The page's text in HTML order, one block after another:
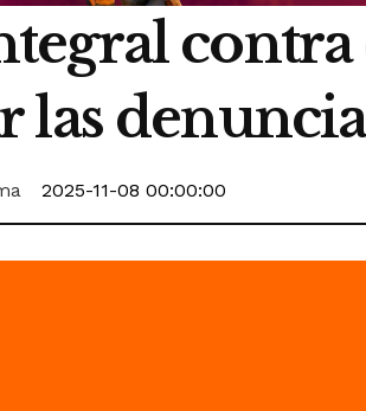
las
2025-11-08 00:00:00